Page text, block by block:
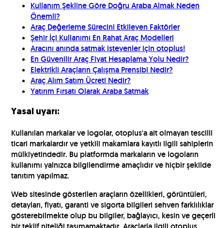
Kullanım Şekline Göre Doğru Araba Almak Neden
Önemli?
Araç Değerleme Sürecini Etkileyen Faktörler
Şehir İçi Kullanımı En Rahat Araç Modelleri
Aracını anında satmak isteyenler için otoplus!
En Güvenilir Araç Fiyat Hesaplama Yolu Nedir?
Elektrikli Araçların Çalışma Prensibi Nedir?
Araç Alım Satım Ücreti Nedir?
Yatırım Fırsatı Olarak Araba Satmak
Yasal uyarı:
Kullanılan markalar ve logolar, otoplus'a ait olmayan tescilli
ticari markalardır ve yetkili makamlara kayıtlı ilgili sahiplerin
mülkiyetindedir. Bu platformda markaların ve logoların
kullanımı yalnızca bilgilendirme amaçlıdır ve hiçbir şekilde
tanıtım yapılmaz.
Web sitesinde gösterilen araçların özellikleri, görüntüleri,
detayları, fiyatı, garanti ve sigorta bilgileri sehven farklılıklar
gösterebilmekte olup bu bilgiler, bağlayıcı, kesin ve geçerli